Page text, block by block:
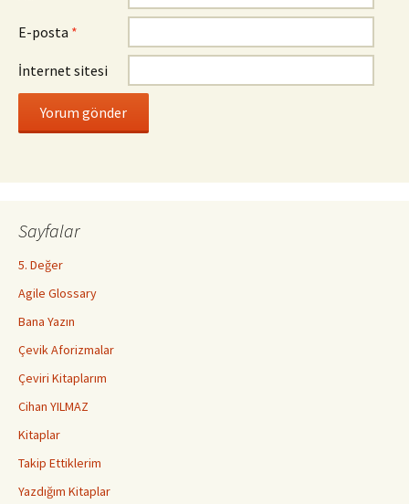
E-posta *
İnternet sitesi
Sayfalar
5. Değer
Agile Glossary
Bana Yazın
Çevik Aforizmalar
Çeviri Kitaplarım
Cihan YILMAZ
Kitaplar
Takip Ettiklerim
Yazdığım Kitaplar